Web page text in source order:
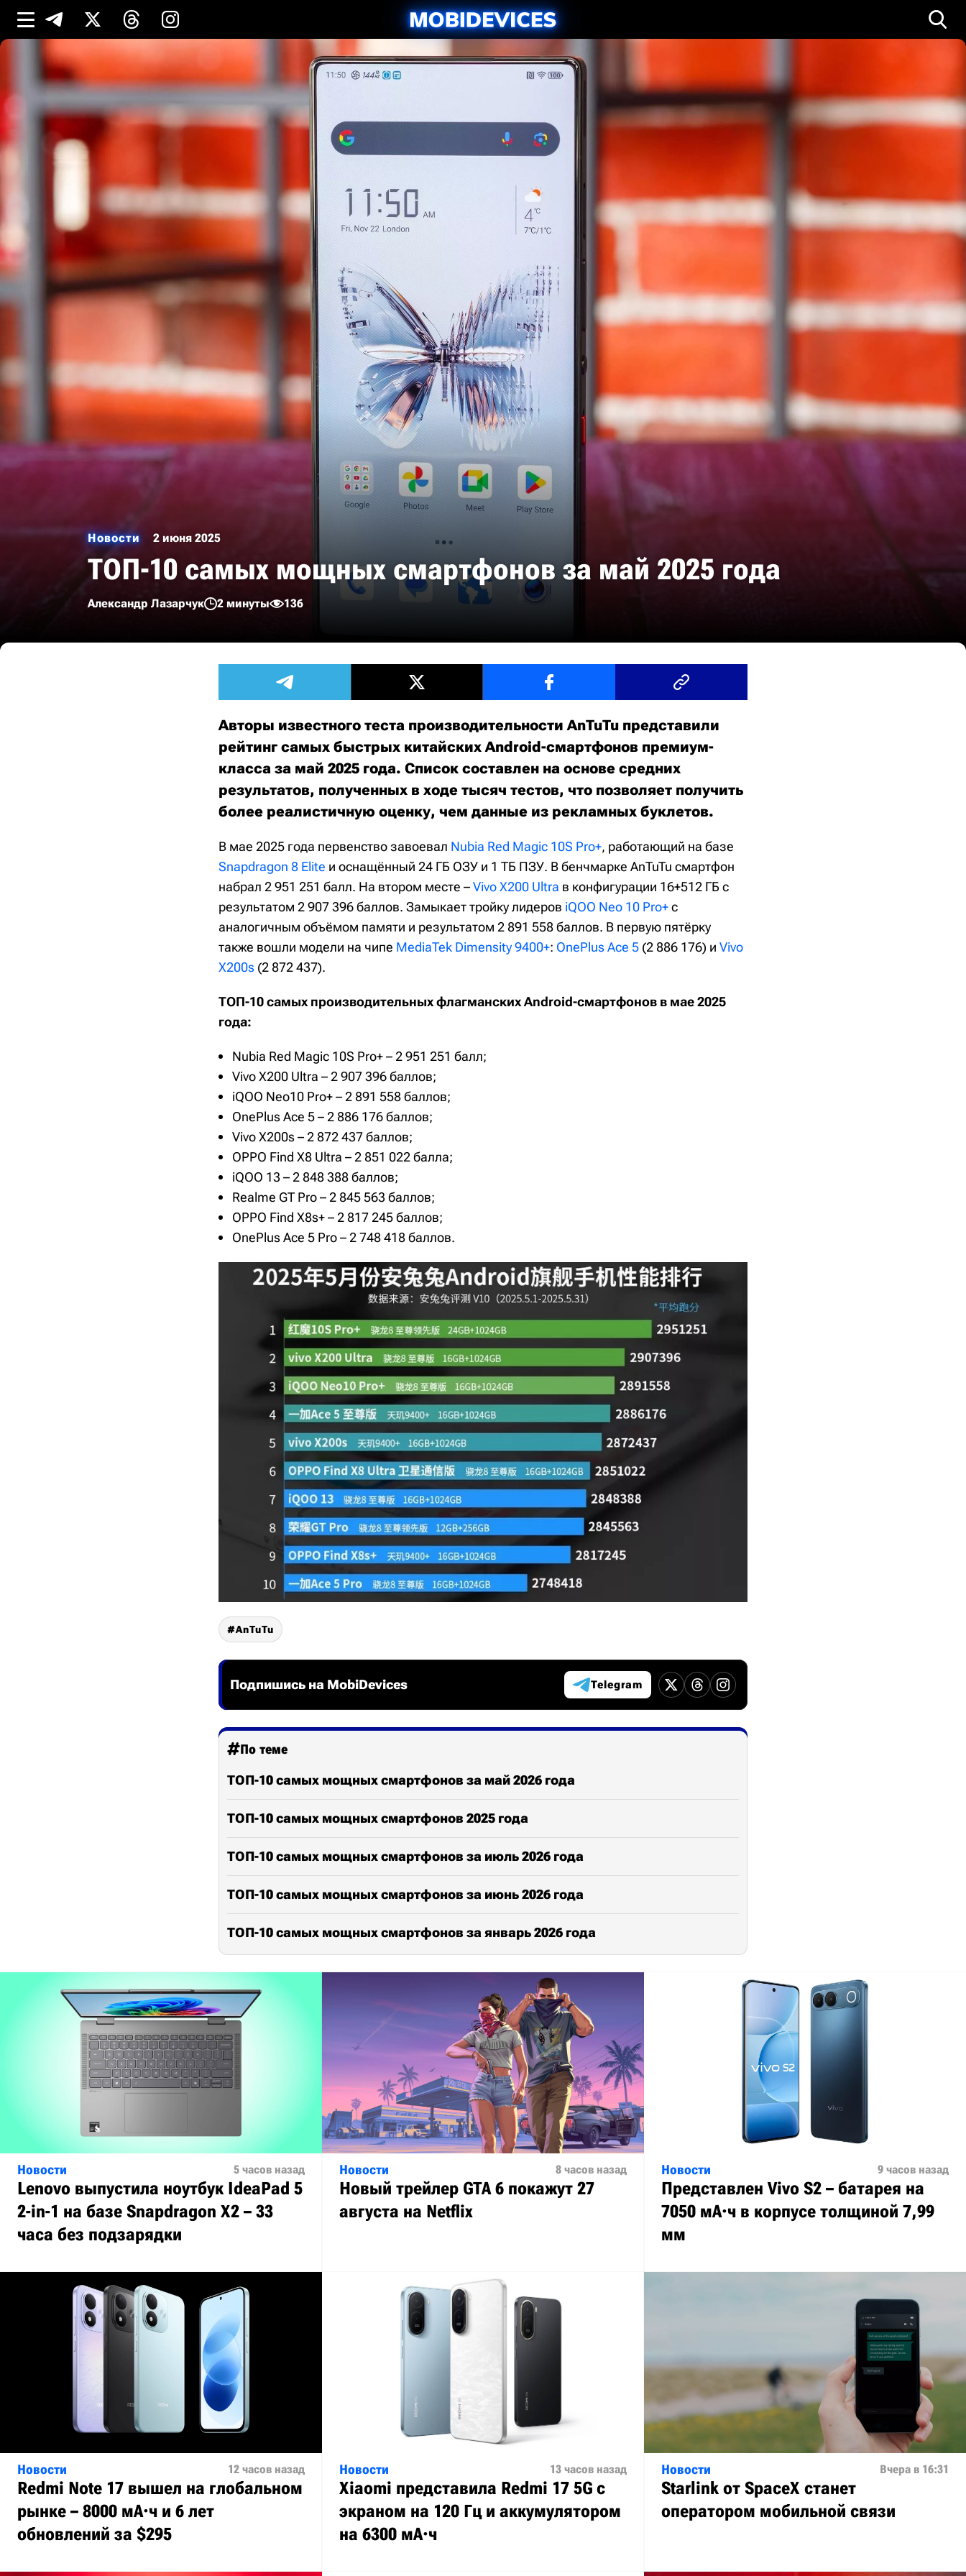
Новости 2 июня 2025
ТОП-10 самых мощных смартфонов за май 2025 года
Александр Лазарчук 2 минуты 136
Авторы известного теста производительности AnTuTu представили
рейтинг самых быстрых китайских Android-смартфонов премиум-
класса за май 2025 года. Список составлен на основе средних
результатов, полученных в ходе тысяч тестов, что позволяет получить
более реалистичную оценку, чем данные из рекламных буклетов.
В мае 2025 года первенство завоевал Nubia Red Magic 10S Pro+, работающий на базе
Snapdragon 8 Elite и оснащённый 24 ГБ ОЗУ и 1 ТБ ПЗУ. В бенчмарке AnTuTu смартфон
набрал 2 951 251 балл. На втором месте –Vivo X200 Ultra в конфигурации 16+512 ГБ с
результатом 2 907 396 баллов. Замыкает тройку лидеров iQOO Neo 10 Pro+с
аналогичным объёмом памяти и результатом 2 891 558 баллов. В первую пятёрку
также вошли модели на чипе MediaTek Dimensity 9400+: OnePlus Ace 5 (2 886 176) и Vivo
X200s (2 872 437).
ТОП-10 самых производительных флагманских Android-смартфонов в мае 2025
года:
Nubia Red Magic 10S Pro+ – 2 951 251 балл;
Vivo X200 Ultra – 2 907 396 баллов;
iQOO Neo10 Pro+ – 2 891 558 баллов;
OnePlus Ace 5 – 2 886 176 баллов;
Vivo X200s – 2 872 437 баллов;
OPPO Find X8 Ultra – 2 851 022 балла;
iQOO 13 – 2 848 388 баллов;
Realme GT Pro – 2 845 563 баллов;
OPPO Find X8s+ – 2 817 245 баллов;
OnePlus Ace 5 Pro – 2 748 418 баллов.
AnTuTu
Подпишись на MobiDevices Telegram
По теме
ТОП-10 самых мощных смартфонов за май 2026 года
ТОП-10 самых мощных смартфонов 2025 года
ТОП-10 самых мощных смартфонов за июль 2026 года
ТОП-10 самых мощных смартфонов за июнь 2026 года
ТОП-10 самых мощных смартфонов за январь 2026 года
Новости 5 часов назад
Lenovo выпустила ноутбук IdeaPad 5
2-in-1 на базе Snapdragon X2 – 33
часа без подзарядки
Новости 8 часов назад
Новый трейлер GTA 6 покажут 27
августа на Netflix
Новости 9 часов назад
Представлен Vivo S2 – батарея на
7050 мА·ч в корпусе толщиной 7,99
мм
Новости 12 часов назад
Redmi Note 17 вышел на глобальном
рынке – 8000 мА·ч и 6 лет
обновлений за $295
Новости 13 часов назад
Xiaomi представила Redmi 17 5G с
экраном на 120 Гц и аккумулятором
на 6300 мА·ч
Новости Вчера в 16:31
Starlink от SpaceX станет
оператором мобильной связи